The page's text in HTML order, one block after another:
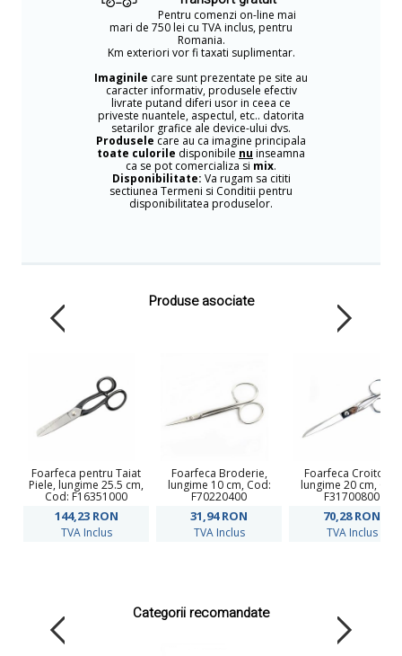
Pentru comenzi on-line mai
mari de 750 lei cu TVA inclus, pentru
Romania.
Km exteriori vor fi taxati suplimentar.
Imaginile care sunt prezentate pe site au
caracter informativ, produsele efectiv
livrate putand diferi usor in ceea ce
priveste nuantele, aspectul, etc.. datorita
setarilor grafice ale device-ului dvs.
Produsele care au ca imagine principala
toate culorile disponibile nu inseamna
ca se pot comercializa si mix.
Disponibilitate: Va rugam sa cititi
sectiunea Termeni si Conditii pentru
disponibilitatea produselor.
Produse asociate
Foarfeca pentru Taiat
Piele, lungime 25.5 cm,
Cod: F16351000
144,23 RON
TVA Inclus
Foarfeca Broderie,
lungime 10 cm, Cod:
F70220400
31,94RON
TVA Inclus
Foarfeca Croitorie,
lungime 20 cm,
F31700800
70,28RON
TVA Inclus
Categorii recomandate